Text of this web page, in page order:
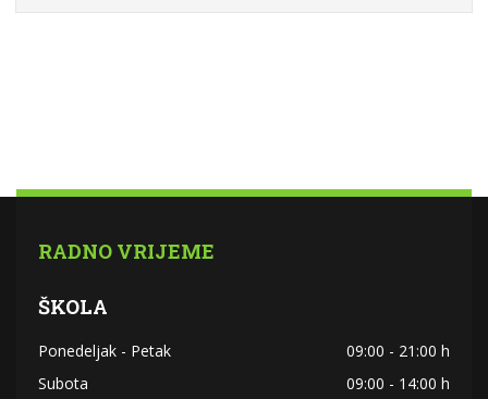
RADNO VRIJEME
ŠKOLA
Ponedeljak - Petak
09:00 - 21:00 h
Subota
09:00 - 14:00 h